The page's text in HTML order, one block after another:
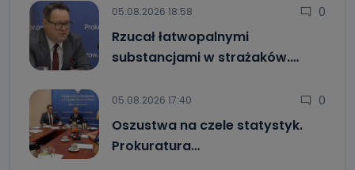
05.08.2026 18:58 0
Rzucał łatwopalnymi
substancjami w strażaków.…
05.08.2026 17:40 0
Oszustwa na czele statystyk.
Prokuratura…